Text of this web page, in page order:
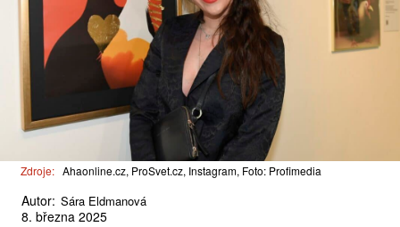
Zdroje: Ahaonline.cz, ProSvet.cz, Instagram, Foto: Profimedia
Autor: Sára Eldmanová
8. března 2025